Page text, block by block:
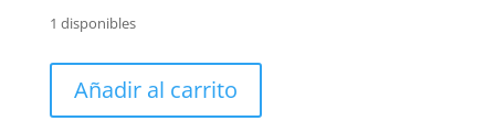
1 disponibles
BF36A.Añadir al carrito